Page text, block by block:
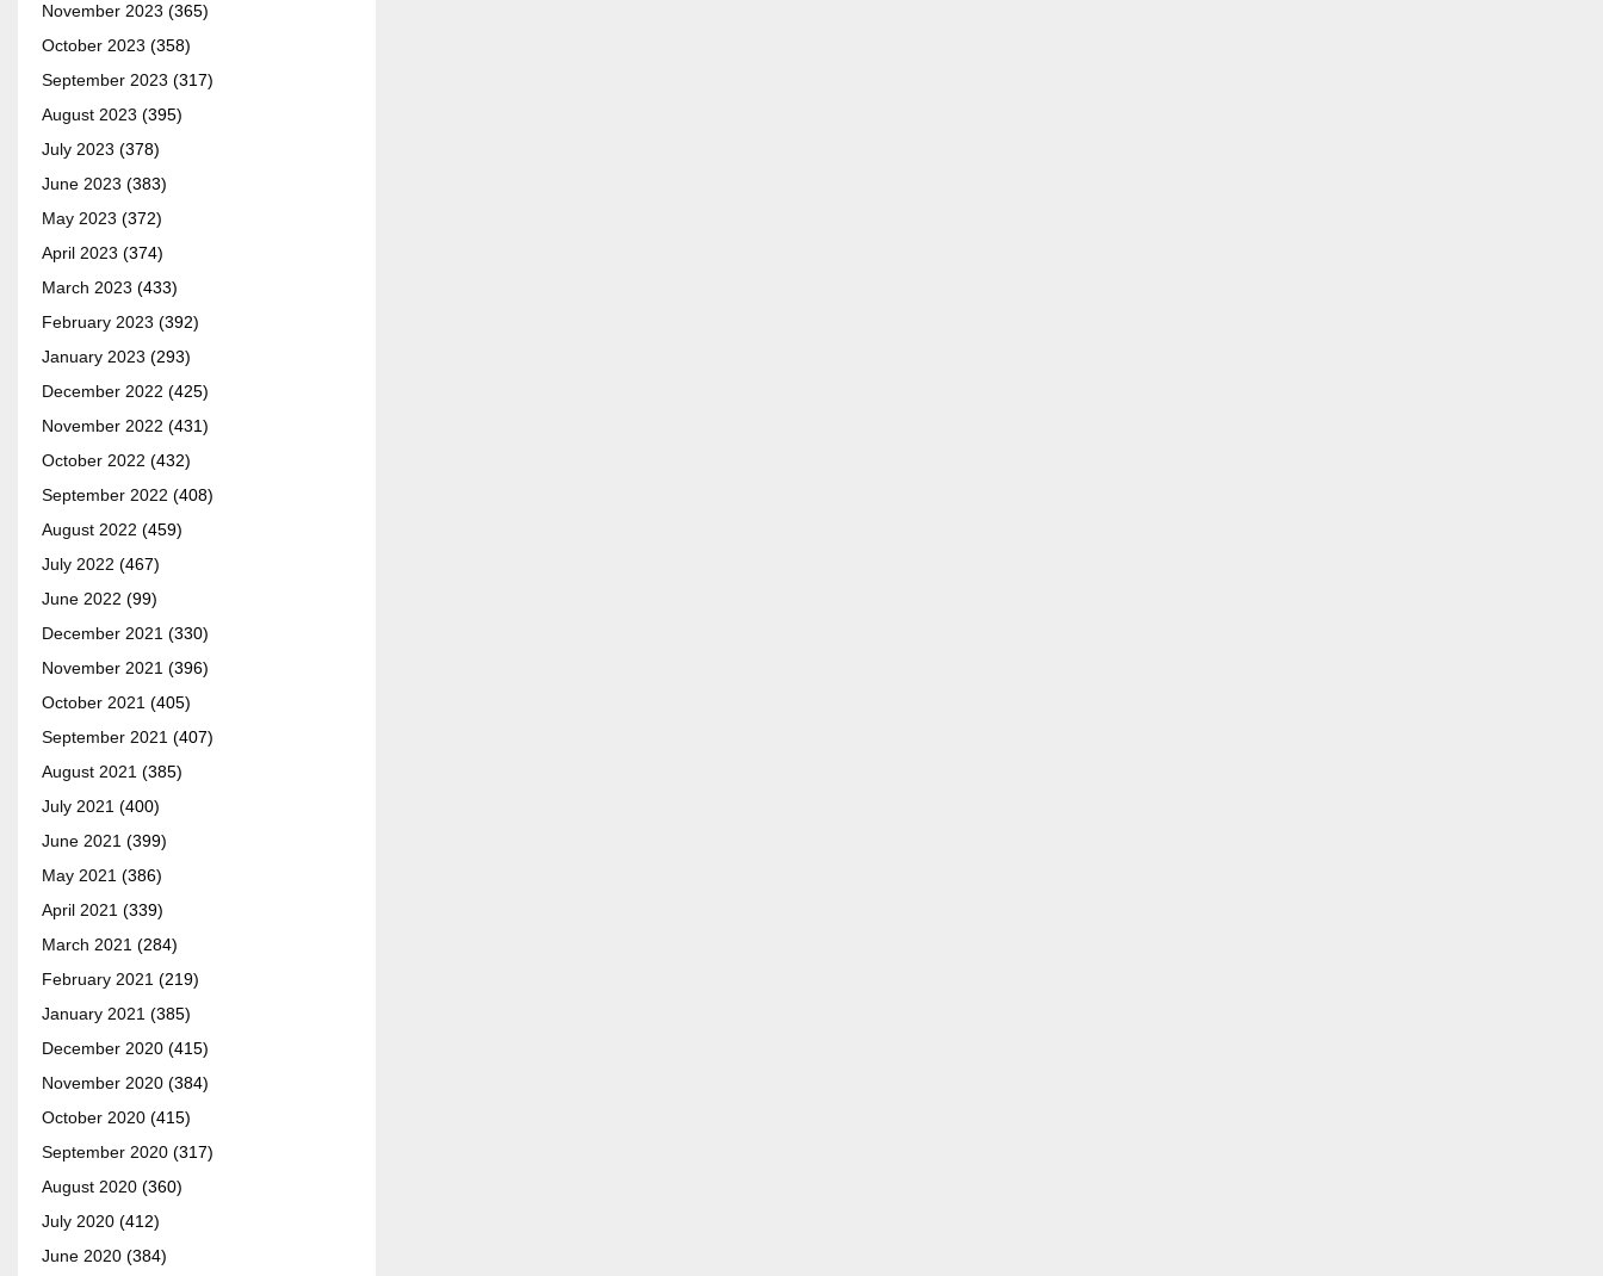
November 2023 (365)
October 2023 (358)
September 2023 (317)
August 2023 (395)
July 2023 (378)
June 2023 (383)
May 2023 (372)
April 2023 (374)
March 2023 (433)
February 2023 (392)
January 2023 (293)
December 2022 (425)
November 2022 (431)
October 2022 (432)
September 2022 (408)
August 2022 (459)
July 2022 (467)
June 2022 (99)
December 2021 (330)
November 2021 (396)
October 2021 (405)
September 2021 (407)
August 2021 (385)
July 2021 (400)
June 2021 (399)
May 2021 (386)
April 2021 (339)
March 2021 (284)
February 2021 (219)
January 2021 (385)
December 2020 (415)
November 2020 (384)
October 2020 (415)
September 2020 (317)
August 2020 (360)
July 2020 (412)
June 2020 (384)